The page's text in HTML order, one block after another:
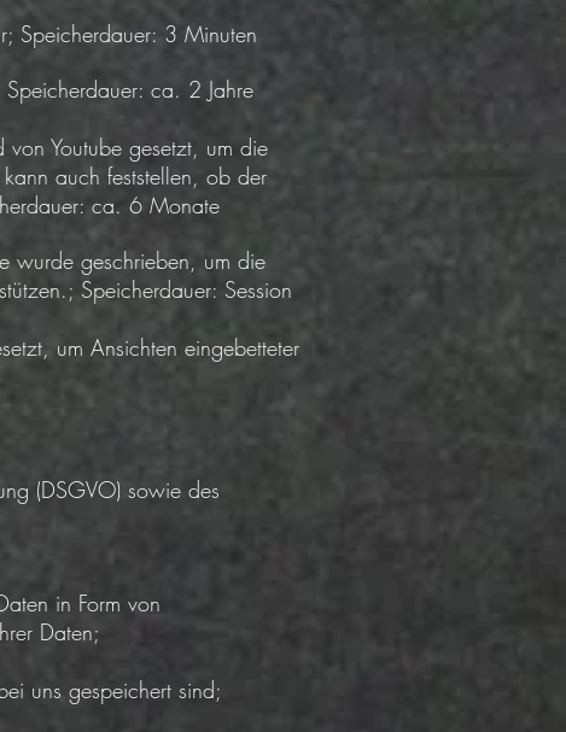
Speicherdauer: 3 Minuten
ca. 2 Jahre
von Youtube gesetzt, um die
auch feststellen, ob der
ca. 6 Monate
wurde geschrieben, um die
Speicherdauer: Session
um Ansichten eingebetteter
(DSGVO) sowie des
in Form von
Daten;
uns gespeichert sind;